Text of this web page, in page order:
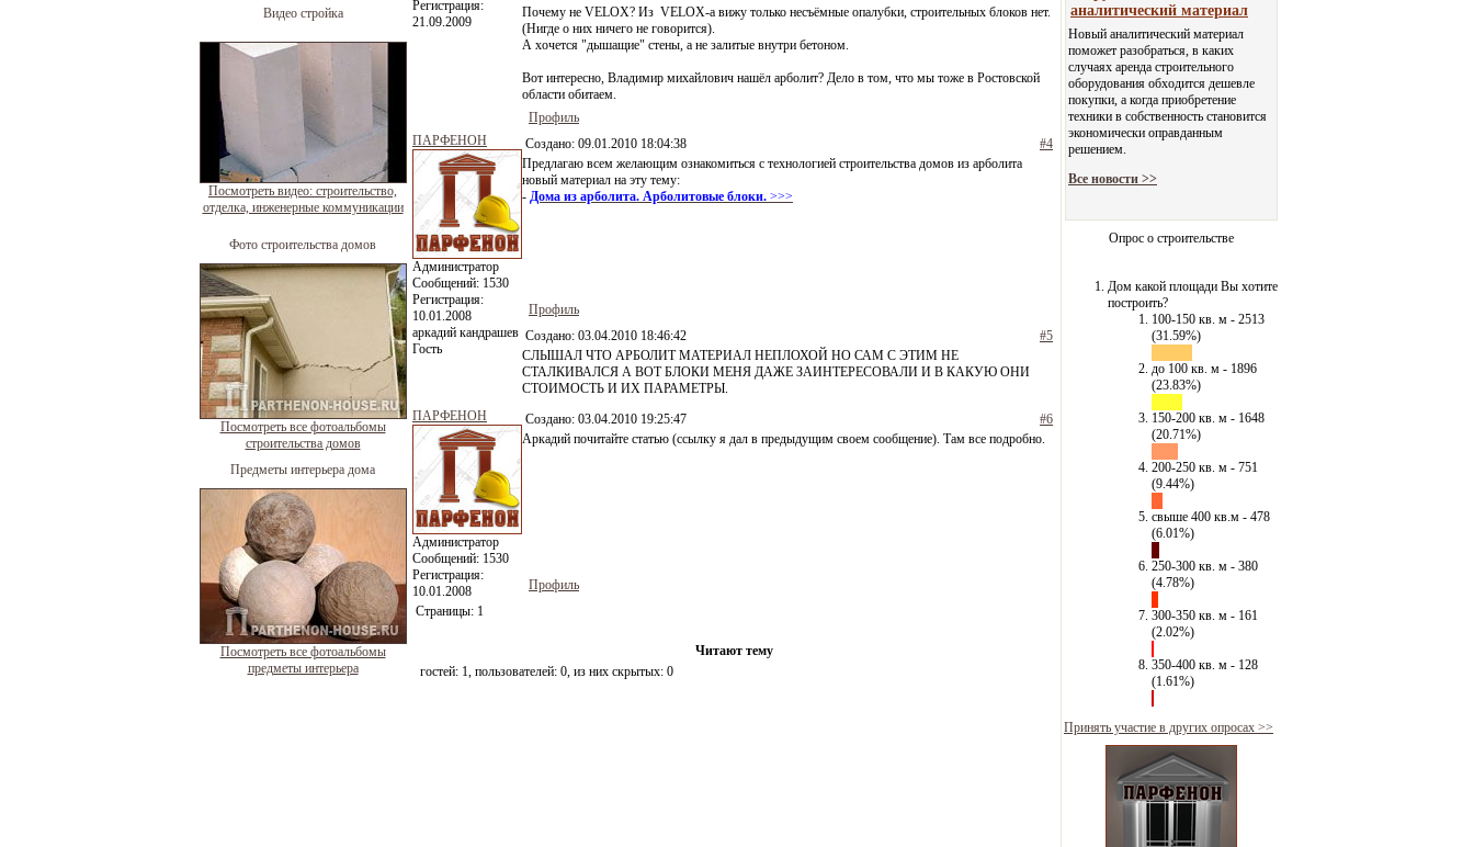
Видео стройка
Посмотреть видео: строительство,
отделка, инженерные коммуникации
Фото строительства домов
Посмотреть все фотоальбомы
строительства домов
Предметы интерьера дома
Посмотреть все фотоальбомы
предметы интерьера
Регистрация:
21.09.2009
Почему не VELOX? Из VELOX-а вижу только несъёмные опалубки, строительных блоков нет.
(Нигде о них ничего не говорится).
А хочется "дышащие" стены, а не залитые внутри бетоном.
Вот интересно, Владимир михайлович нашёл арболит? Дело в том, что мы тоже в Ростовской
области обитаем.
Профиль
ПАРФЕНОН
Администратор
Сообщений: 1530
Регистрация:
10.01.2008
Создано: 09.01.2010 18:04:38
#4
Предлагаю всем желающим ознакомиться с технологией строительства домов из арболита
новый материал на эту тему:
- Дома из арболита. Арболитовые блоки. >>>
Профиль
аркадий кандрашев
Гость
Создано: 03.04.2010 18:46:42
#5
СЛЫШАЛ ЧТО АРБОЛИТ МАТЕРИАЛ НЕПЛОХОЙ НО САМ С ЭТИМ НЕ
СТАЛКИВАЛСЯ А ВОТ БЛОКИ МЕНЯ ДАЖЕ ЗАИНТЕРЕСОВАЛИ И В КАКУЮ ОНИ
СТОИМОСТЬ И ИХ ПАРАМЕТРЫ.
ПАРФЕНОН
Администратор
Сообщений: 1530
Регистрация:
10.01.2008
Создано: 03.04.2010 19:25:47
#6
Аркадий почитайте статью (ссылку я дал в предыдущим своем сообщение). Там все подробно.
Профиль
Страницы: 1
Читают тему
гостей: 1, пользователей: 0, из них скрытых: 0
аналитический материал
Новый аналитический материал
поможет разобраться, в каких
случаях аренда строительного
оборудования обходится дешевле
покупки, а когда приобретение
техники в собственность становится
экономически оправданным
решением.
Все новости >>
Опрос о строительстве
Дом какой площади Вы хотите
построить?
100-150 кв. м - 2513
(31.59%)
до 100 кв. м - 1896
(23.83%)
150-200 кв. м - 1648
(20.71%)
200-250 кв. м - 751
(9.44%)
свыше 400 кв.м - 478
(6.01%)
250-300 кв. м - 380
(4.78%)
300-350 кв. м - 161
(2.02%)
350-400 кв. м - 128
(1.61%)
Принять участие в других опросах >>